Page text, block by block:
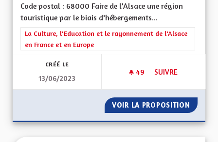
Code postal : 68000 Faire de l'Alsace une région
touristique par le biais d'hébergements...
Filtrer les résultats de la catégorie : La Culture, l'Education et
La Culture, l'Education et le rayonnement de l'Alsace
en France et en Europe
CRÉÉ LE
13/06/2023
49 49 ABONNÉS
SUIVRE
VOIR LA PROPOSITION VERS